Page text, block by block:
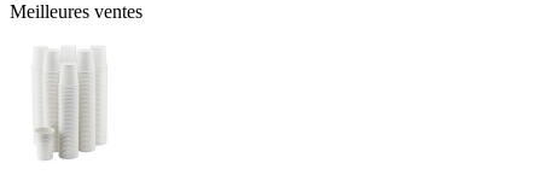
Meilleures ventes